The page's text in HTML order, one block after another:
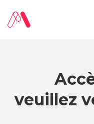
veuillez